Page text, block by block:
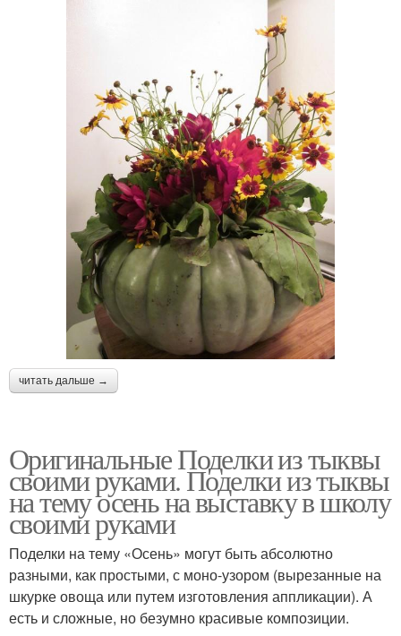
читать дальше →
Оригинальные Поделки из тыквы
своими руками. Поделки из тыквы
на тему осень на выставку в школу
своими руками
Поделки на тему «Осень» могут быть абсолютно
разными, как простыми, с моно-узором (вырезанные на
шкурке овоща или путем изготовления аппликации). А
есть и сложные, но безумно красивые композиции.